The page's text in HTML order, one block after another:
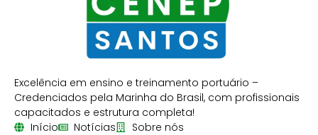
Excelência em ensino e treinamento portuário –
Credenciados pela Marinha do Brasil, com profissionais
capacitados e estrutura completa!
Início
Notícias Sobre nós